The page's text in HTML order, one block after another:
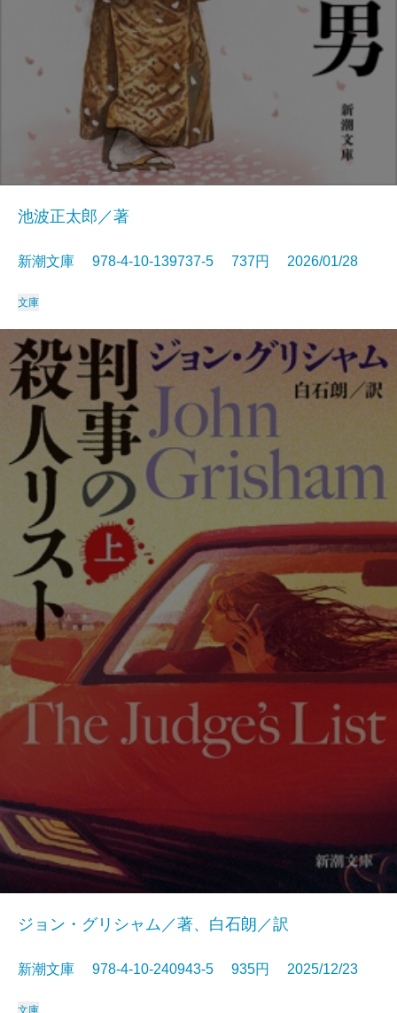
池波正太郎／著
新潮文庫 978-4-10-139737-5 737円 2026/01/28
文庫
ジョン・グリシャム／著、白石朗／訳
新潮文庫 978-4-10-240943-5 935円 2025/12/23
文庫